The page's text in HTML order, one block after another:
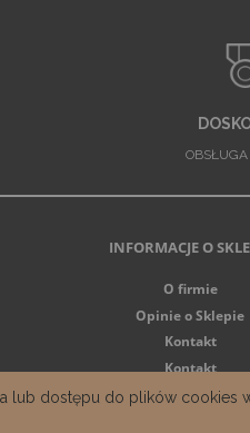
lub dostępu do plików cookies
INFORMACJE O
O firmie
Opinie o Sklepie
Kontakt
Kontakt